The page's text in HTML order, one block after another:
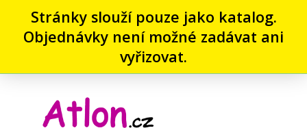
Stránky slouží pouze jako katalog.
Objednávky není možné zadávat ani
vyřizovat.